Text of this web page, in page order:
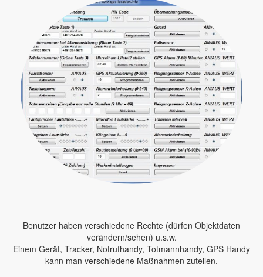
Benutzer haben verschiedene Rechte (dürfen Objektdaten
verändern/sehen) u.s.w.
Einem Gerät, Tracker, Notrufhandy, Totmannhandy, GPS Handy
kann man verschiedene Maßnahmen zuteilen.